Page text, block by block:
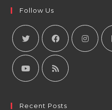
Follow Us
Recent Posts